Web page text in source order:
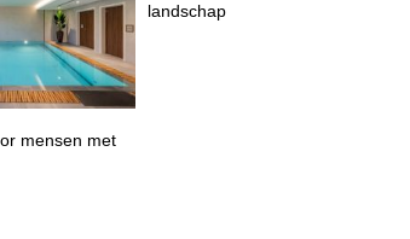
mensen met
landschap